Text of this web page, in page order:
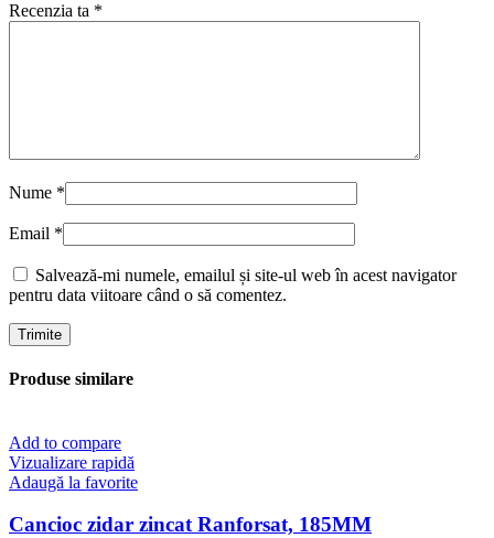
Recenzia ta *
Nume *
Email *
Salvează-mi numele, emailul și site-ul web în acest navigator
pentru data viitoare când o să comentez.
Produse similare
Add to compare
Vizualizare rapidă
Adaugă la favorite
Cancioc zidar zincat Ranforsat, 185MM